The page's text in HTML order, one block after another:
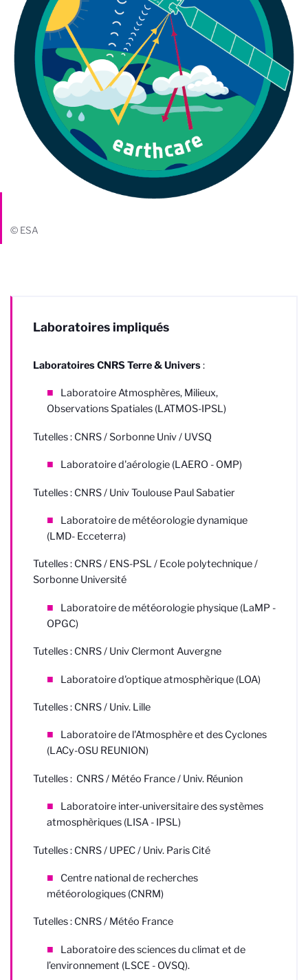
© ESA
Laboratoires impliqués
Laboratoires CNRS Terre & Univers:
Laboratoire Atmosphères, Milieux,
Observations Spatiales (LATMOS-IPSL)
Tutelles : CNRS / Sorbonne Univ / UVSQ
Laboratoire d'aérologie (LAERO - OMP)
Tutelles : CNRS / Univ Toulouse Paul Sabatier
Laboratoire de météorologie dynamique
(LMD- Ecceterra)
Tutelles : CNRS / ENS-PSL / Ecole polytechnique /
Sorbonne Université
Laboratoire de météorologie physique (LaMP -
OPGC)
Tutelles : CNRS / Univ Clermont Auvergne
Laboratoire d'optique atmosphèrique (LOA)
Tutelles : CNRS / Univ. Lille
Laboratoire de l'Atmosphère et des Cyclones
(LACy-OSU REUNION)
Tutelles : CNRS / Météo France / Univ. Réunion
Laboratoire inter-universitaire des systèmes
atmosphèriques (LISA - IPSL)
Tutelles : CNRS / UPEC / Univ. Paris Cité
Centre national de recherches
météorologiques (CNRM)
Tutelles : CNRS / Météo France
Laboratoire des sciences du climat et de
l’environnement (LSCE - OVSQ).